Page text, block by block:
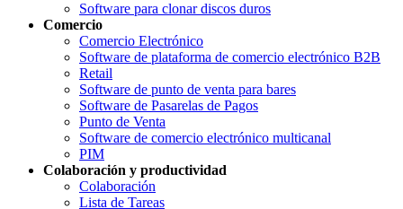
Software para clonar discos duros
Comercio
Comercio Electrónico
Software de plataforma de comercio electrónico B2B
Retail
Software de punto de venta para bares
Software de Pasarelas de Pagos
Punto de Venta
Software de comercio electrónico multicanal
PIM
Colaboración y productividad
Colaboración
Lista de Tareas